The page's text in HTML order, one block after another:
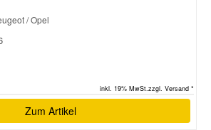
/ Opel
inkl. 19% MwSt.zzgl. Versand *
Zum Artikel